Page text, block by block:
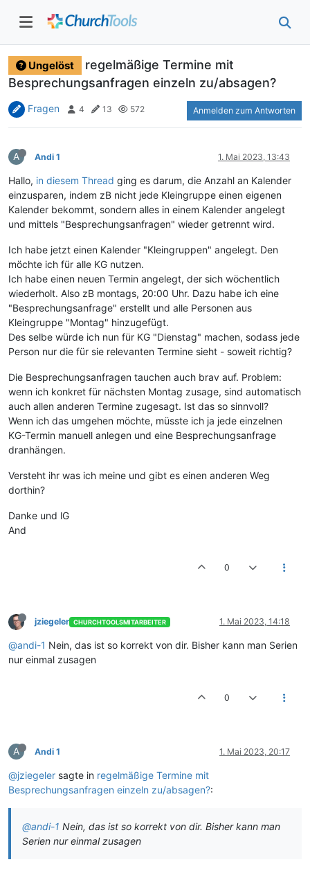
Ungelöst
regelmäßige Termine mit
Besprechungsanfragen einzeln zu/absagen?
Fragen 4 13 572 Anmelden zum Antworten
A Andi 1 1. Mai 2023, 13:43
Hallo, in diesem Thread ging es darum, die Anzahl an Kalender
einzusparen, indem zB nicht jede Kleingruppe einen eigenen
Kalender bekommt, sondern alles in einem Kalender angelegt
und mittels "Besprechungsanfragen" wieder getrennt wird.
Ich habe jetzt einen Kalender "Kleingruppen" angelegt. Den
möchte ich für alle KG nutzen.
Ich habe einen neuen Termin angelegt, der sich wöchentlich
wiederholt. Also zB montags, 20:00 Uhr. Dazu habe ich eine
"Besprechungsanfrage" erstellt und alle Personen aus
Kleingruppe "Montag" hinzugefügt.
Des selbe würde ich nun für KG "Dienstag" machen, sodass jede
Person nur die für sie relevanten Termine sieht - soweit richtig?
Die Besprechungsanfragen tauchen auch brav auf. Problem:
wenn ich konkret für nächsten Montag zusage, sind automatisch
auch allen anderen Termine zugesagt. Ist das so sinnvoll?
Wenn ich das umgehen möchte, müsste ich ja jede einzelnen
KG-Termin manuell anlegen und eine Besprechungsanfrage
dranhängen.
Versteht ihr was ich meine und gibt es einen anderen Weg
dorthin?
Danke und lG
And
0
jziegeler CHURCHTOOLSMITARBEITER 1. Mai 2023, 14:18
@andi-1 Nein, das ist so korrekt von dir. Bisher kann man Serien
nur einmal zusagen
0
A Andi 1 1. Mai 2023, 20:17
@jziegeler sagte in regelmäßige Termine mit
Besprechungsanfragen einzeln zu/absagen?:
@andi-1 Nein, das ist so korrekt von dir. Bisher kann man
Serien nur einmal zusagen